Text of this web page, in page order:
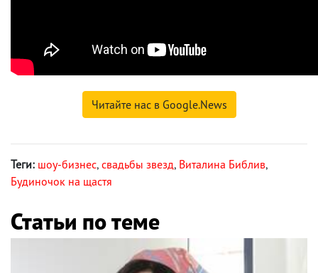
Читайте нас в Google.News
Теги: шоу-бизнес, свадьбы звезд, Виталина Библив,
Будиночок на щастя
Статьи по теме